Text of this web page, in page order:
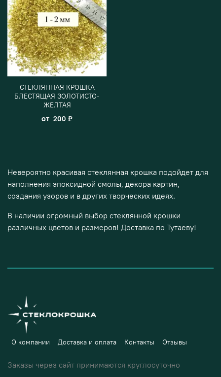
СТЕКЛЯННАЯ КРОШКА
БЛЕСТЯЩАЯ ЗОЛОТИСТО-
ЖЕЛТАЯ
от 200 ₽
Невероятно красивая стеклянная крошка подойдет для
наполнения эпоксидной смолы, декора картин,
создания узоров и в других творческих идеях.
В наличии огромный выбор стеклянной крошки
различных цветов и размеров! Доставка по Тутаеву!
О компании Доставка и оплата Контакты Отзывы
Заказы через сайт принимаются круглосуточно